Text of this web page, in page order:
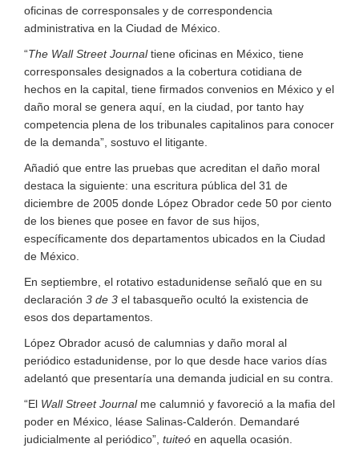
oficinas de corresponsales y de correspondencia
administrativa en la Ciudad de México.
“The Wall Street Journaltiene oficinas en México, tiene
corresponsales designados a la cobertura cotidiana de
hechos en la capital, tiene firmados convenios en México y el
daño moral se genera aquí, en la ciudad, por tanto hay
competencia plena de los tribunales capitalinos para conocer
de la demanda”, sostuvo el litigante.
Añadió que entre las pruebas que acreditan el daño moral
destaca la siguiente: una escritura pública del 31 de
diciembre de 2005 donde López Obrador cede 50 por ciento
de los bienes que posee en favor de sus hijos,
específicamente dos departamentos ubicados en la Ciudad
de México.
En septiembre, el rotativo estadunidense señaló que en su
declaración 3 de 3 el tabasqueño ocultó la existencia de
esos dos departamentos.
López Obrador acusó de calumnias y daño moral al
periódico estadunidense, por lo que desde hace varios días
adelantó que presentaría una demanda judicial en su contra.
“El Wall Street Journalme calumnió y favoreció a la mafia del
poder en México, léase Salinas-Calderón. Demandaré
judicialmente al periódico”, tuiteó en aquella ocasión.